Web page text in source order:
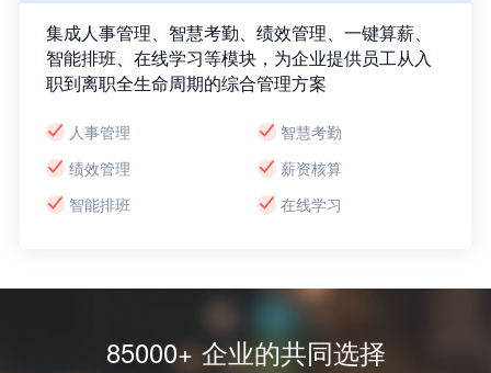
集成人事管理、智慧考勤、绩效管理、一键算薪、
智能排班、在线学习等模块，为企业提供员工从入
职到离职全生命周期的综合管理方案
人事管理
智慧考勤
绩效管理
薪资核算
智能排班
在线学习
85000+ 企业的共同选择